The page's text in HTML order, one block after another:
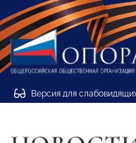
Версия для